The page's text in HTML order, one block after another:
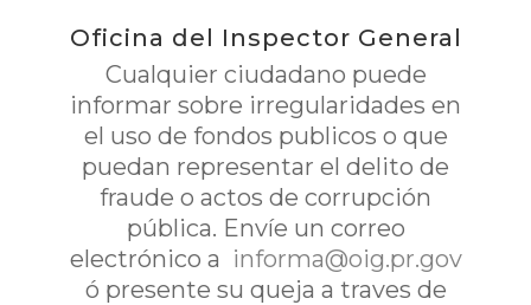
Oficina del Inspector General
Cualquier ciudadano puede
informar sobre irregularidades en
el uso de fondos publicos o que
puedan representar el delito de
fraude o actos de corrupción
pública. Envíe un correo
electrónico a informa@oig.pr.gov
ó presente su queja a traves de